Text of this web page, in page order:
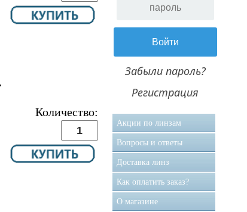
Количество:
Забыли пароль?
Регистрация
Акции по линзам
Вопросы и ответы
Доставка линз
Как оплатить заказ?
О магазине